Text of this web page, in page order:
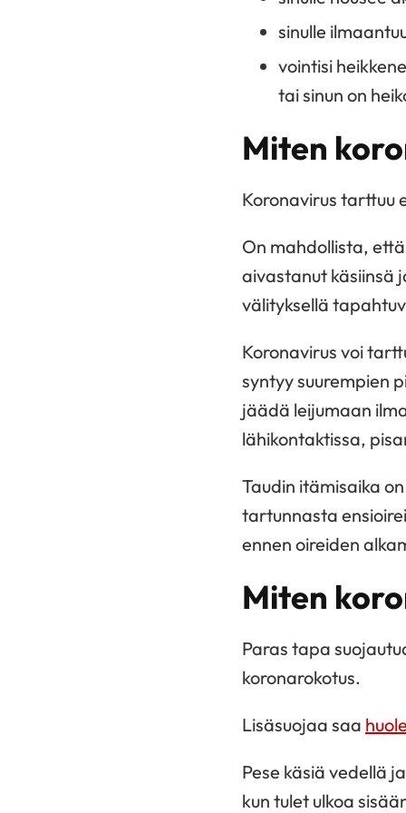
sinulle
vointisi
tai sinun on
Miten
Koronavirus tarttuu
On mahdollista,
aivastanut käsiinsä
välityksellä
Koronavirus voi
syntyy suurempien
jäädä leijumaan
lähikontaktissa,
Taudin itämisaika
tartunnasta
ennen oireiden
Miten
Paras tapa
koronarokotus.
Lisäsuojaa saa
Pese käsiä vedellä
kun tulet ulkoa